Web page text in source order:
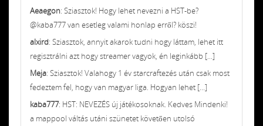
Aeaegon: Sziasztok! Hogy lehet nevezni a HST-be?
@kaba777 van esetleg valami honlap erről? köszi!
alxird: Sziasztok, annyit akarok tudni hogy láttam, lehet itt
regisztrálni azt hogy streamer vagyok, én leginkább [...]
Meja: Sziasztok! Valahogy 1 év starcraftezés után csak most
fedeztem fel, hogy van magyar liga. Hogyan lehet [...]
kaba777: HST: NEVEZÉS új játékosoknak. Kedves Mindenki!
a mappool váltás utáni szünetet követően utolsó